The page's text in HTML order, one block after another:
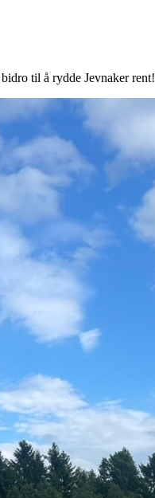
til å rydde Jevnaker rent!